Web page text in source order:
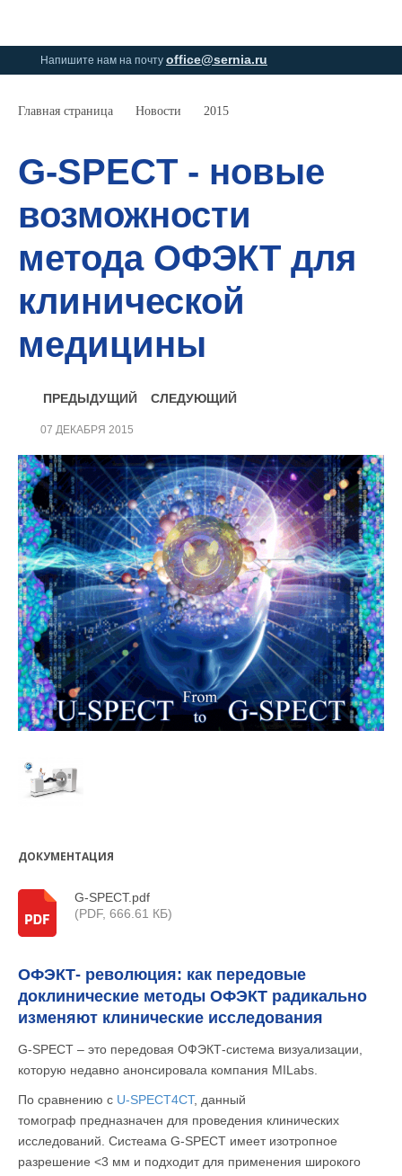
Напишите нам на почту office@sernia.ru
Главная страница Новости 2015
G-SPECT - новые
возможности
метода ОФЭКТ для
клинической
медицины
ПРЕДЫДУЩИЙ СЛЕДУЮЩИЙ
07 ДЕКАБРЯ 2015
ДОКУМЕНТАЦИЯ
G-SPECT.pdf
(PDF, 666.61 КБ)
ОФЭКТ- революция: как передовые
доклинические методы ОФЭКТ радикально
изменяют клинические исследования
G-SPECT – это передовая ОФЭКТ-система визуализации,
которую недавно анонсировала компания MILabs.
По сравнению с U-SPECT4CT, данный
томограф предназначен для проведения клинических
исследований. Систеама G-SPECT имеет изотропное
разрешение <3 мм и подходит для применения широкого